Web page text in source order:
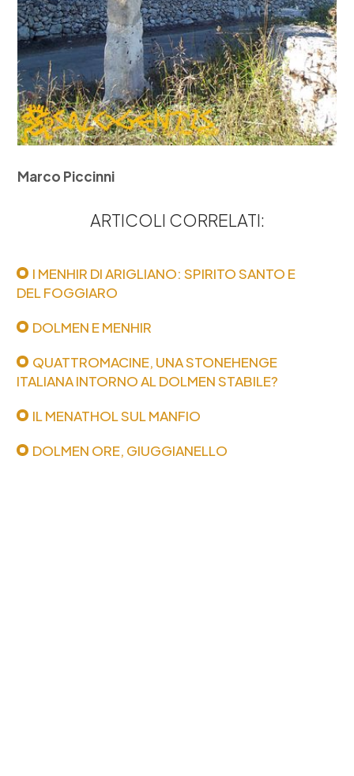
Marco Piccinni
ARTICOLI CORRELATI:
I MENHIR DI ARIGLIANO: SPIRITO SANTO E
DEL FOGGIARO
DOLMEN E MENHIR
QUATTROMACINE, UNA STONEHENGE
ITALIANA INTORNO AL DOLMEN STABILE?
IL MENATHOL SUL MANFIO
DOLMEN ORE, GIUGGIANELLO